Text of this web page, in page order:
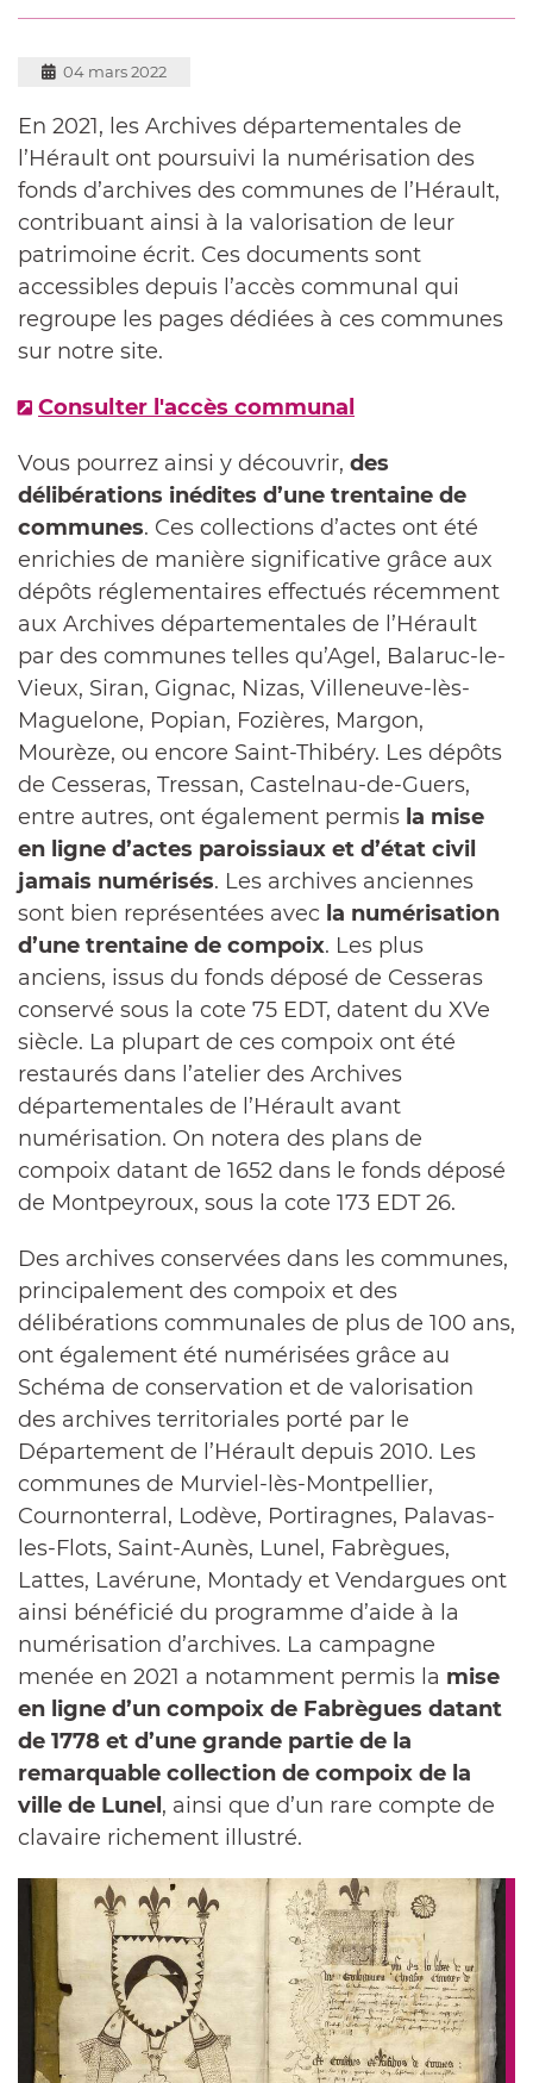
04 mars 2022
En 2021, les Archives départementales de
l’Hérault ont poursuivi la numérisation des
fonds d’archives des communes de l’Hérault,
contribuant ainsi à la valorisation de leur
patrimoine écrit. Ces documents sont
accessibles depuis l’accès communal qui
regroupe les pages dédiées à ces communes
sur notre site.
Consulter l'accès communal
Vous pourrez ainsi y découvrir, des
délibérations inédites d’une trentaine de
communes. Ces collections d’actes ont été
enrichies de manière significative grâce aux
dépôts réglementaires effectués récemment
aux Archives départementales de l’Hérault
par des communes telles qu’Agel, Balaruc-le-
Vieux, Siran, Gignac, Nizas, Villeneuve-lès-
Maguelone, Popian, Fozières, Margon,
Mourèze, ou encore Saint-Thibéry. Les dépôts
de Cesseras, Tressan, Castelnau-de-Guers,
entre autres, ont également permis la mise
en ligne d’actes paroissiaux et d’état civil
jamais numérisés. Les archives anciennes
sont bien représentées avec la numérisation
d’une trentaine de compoix. Les plus
anciens, issus du fonds déposé de Cesseras
conservé sous la cote 75 EDT, datent du XVe
siècle. La plupart de ces compoix ont été
restaurés dans l’atelier des Archives
départementales de l’Hérault avant
numérisation. On notera des plans de
compoix datant de 1652 dans le fonds déposé
de Montpeyroux, sous la cote 173 EDT 26.
Des archives conservées dans les communes,
principalement des compoix et des
délibérations communales de plus de 100 ans,
ont également été numérisées grâce au
Schéma de conservation et de valorisation
des archives territoriales porté par le
Département de l’Hérault depuis 2010. Les
communes de Murviel-lès-Montpellier,
Cournonterral, Lodève, Portiragnes, Palavas-
les-Flots, Saint-Aunès, Lunel, Fabrègues,
Lattes, Lavérune, Montady et Vendargues ont
ainsi bénéficié du programme d’aide à la
numérisation d’archives. La campagne
menée en 2021 a notamment permis la mise
en ligne d’un compoix de Fabrègues datant
de 1778 et d’une grande partie de la
remarquable collection de compoix de la
ville de Lunel , ainsi que d’un rare compte de
clavaire richement illustré.